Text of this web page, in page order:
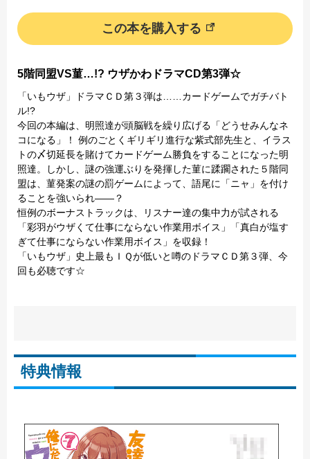
この本を購入する
5階同盟VS菫…!? ウザかわドラマCD第3弾☆
「いもウザ」ドラマＣＤ第３弾は……カードゲームでガチバト
ル!?
今回の本編は、明照達が頭脳戦を繰り広げる「どうせみんなネ
コになる」！ 例のごとくギリギリ進行な紫式部先生と、イラス
トの〆切延長を賭けてカードゲーム勝負をすることになった明
照達。しかし、謎の強運ぶりを発揮した菫に蹂躙された５階同
盟は、菫発案の謎の罰ゲームによって、語尾に「ニャ」を付け
ることを強いられ――？
恒例のボーナストラックは、リスナー達の集中力が試される
「彩羽がウザくて仕事にならない作業用ボイス」「真白が塩す
ぎて仕事にならない作業用ボイス」を収録！
「いもウザ」史上最もＩＱが低いと噂のドラマＣＤ第３弾、今
回も必聴です☆
特典情報